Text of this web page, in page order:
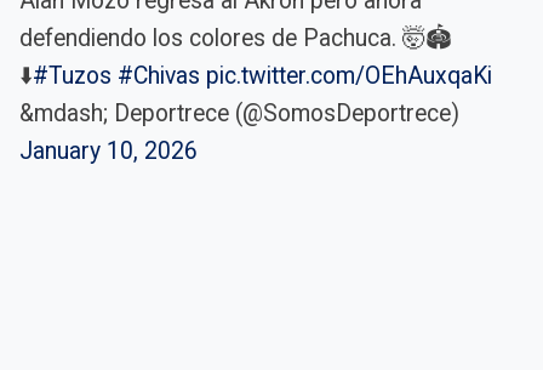
defendiendo los colores de Pachuca. 🤯🏟️
⬇️#Tuzos #Chivas pic.twitter.com/OEhAuxqaKi
&mdash; Deportrece (@SomosDeportrece)
January 10, 2026